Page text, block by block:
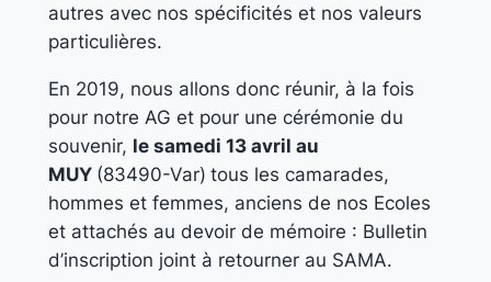
autres avec nos spécificités et nos valeurs
particulières.
En 2019, nous allons donc réunir, à la fois
pour notre AG et pour une cérémonie du
souvenir, le samedi 13 avril au
MUY (83490-Var) tous les camarades,
hommes et femmes, anciens de nos Ecoles
et attachés au devoir de mémoire : Bulletin
d’inscription joint à retourner au SAMA.